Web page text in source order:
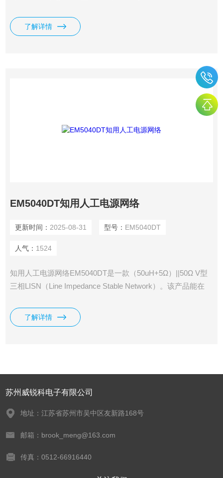
备端子和参考地之间提供稳定的阻抗，同时又将来自电网的无
用信号与测量电路隔离开,仅将被测试设备的干扰电压耦合到
了解详情
EM5040DT知用人工电源网络
更新时间： 2025-08-31 型号： EM5040DT
人气： 1524
知用人工电源网络EM5040DT是一款（50uH+5Ω）||50Ω V型
三相LISN（Line Impedance Stable Network）。该产品能在
供稳定的阻抗，同时又将来自电网的无用信号与测量电路隔离
开,仅将被测试设备的干扰电压耦合到测量接收机的输入端。
了解详情
苏州威锐科电子有限公司
地址：江苏省苏州市吴中区友新路168号
邮箱：brook_meng@163.com
传真：0512-66916440